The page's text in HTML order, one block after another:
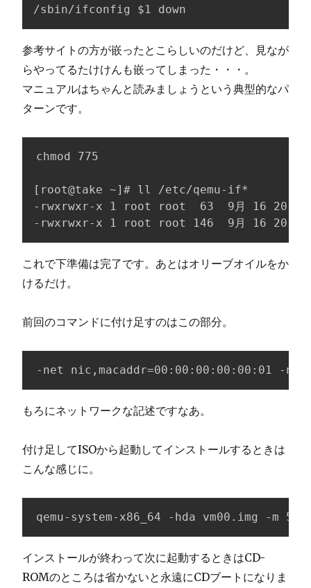
/sbin/ifconfig $1 down
参考サイトの方が嵌ったとこらしいのだけど、見なが
らやってるたけけんも嵌ってしまった・・・。
マニュアルはちゃんと読みましょうという典型的なパ
ターンです。
chmod 775
[root@take ~]# ll /etc/qemu-if*
-rwxrwxr-x 1 root root  63  9月 16 20:22
-rwxrwxr-x 1 root root 146  9月 16
これで下準備は完了です。あとはオリーブオイルをか
けるだけ。
前回のコマンドに付け足すのはこの部分。
-net nic,macaddr=00:00:00:00:00:01 -
もろにネットワークな記述ですなあ。
付け足してISOから起動してインストールするときは
こんな感じに。
qemu-system-x86_64 -hda vm00.img -
インストールが終わって次に起動するときはCD-
ROMのところは省かないと永遠にCDブートになりま